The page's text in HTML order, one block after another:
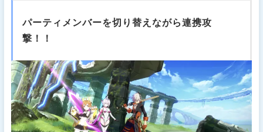
パーティメンバーを切り替えながら連携攻
撃！！